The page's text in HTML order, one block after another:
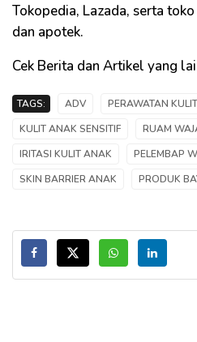
Tokopedia, Lazada, serta toko
dan apotek.
Cek Berita dan Artikel yang
TAGS: ADV PERAWATAN
KULIT ANAK SENSITIF
RUAM
IRITASI KULIT ANAK
PELEMBAP
SKIN BARRIER ANAK
PRODUK